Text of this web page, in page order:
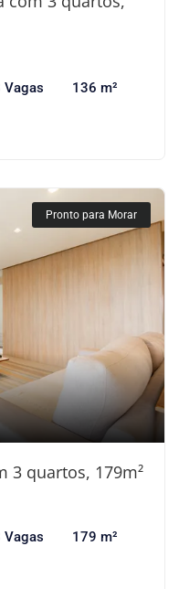
Vagas 136 m²
Pronto para Morar
3 quartos, 179m²
Vagas 179 m²